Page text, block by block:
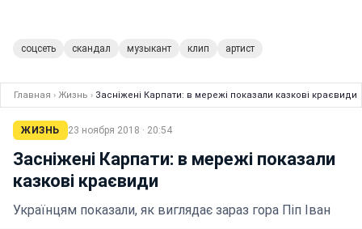
соцсеть скандал музыкант клип артист
Главная › Жизнь › Засніжені Карпати: в мережі показали казкові краєвиди
ЖИЗНЬ 23 ноября 2018 · 20:54
Засніжені Карпати: в мережі показали
казкові краєвиди
Українцям показали, як виглядає зараз гора Піп Іван